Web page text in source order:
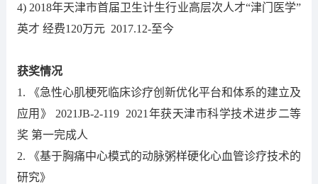
4) 2018年天津市首届卫生计生行业高层次人才“津门医学”
英才 经费120万元 2017.12-至今
获奖情况
1. 《急性心肌梗死临床诊疗创新优化平台和体系的建立及
应用》 2021JB-2-119 2021年获天津市科学技术进步二等
奖 第一完成人
2. 《基于胸痛中心模式的动脉粥样硬化心血管诊疗技术的
研究》